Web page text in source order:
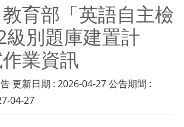
教育部「英語自主檢
級別題庫建置計
業資訊
更新日期 : 2026-04-27 公告期間 :
04-27